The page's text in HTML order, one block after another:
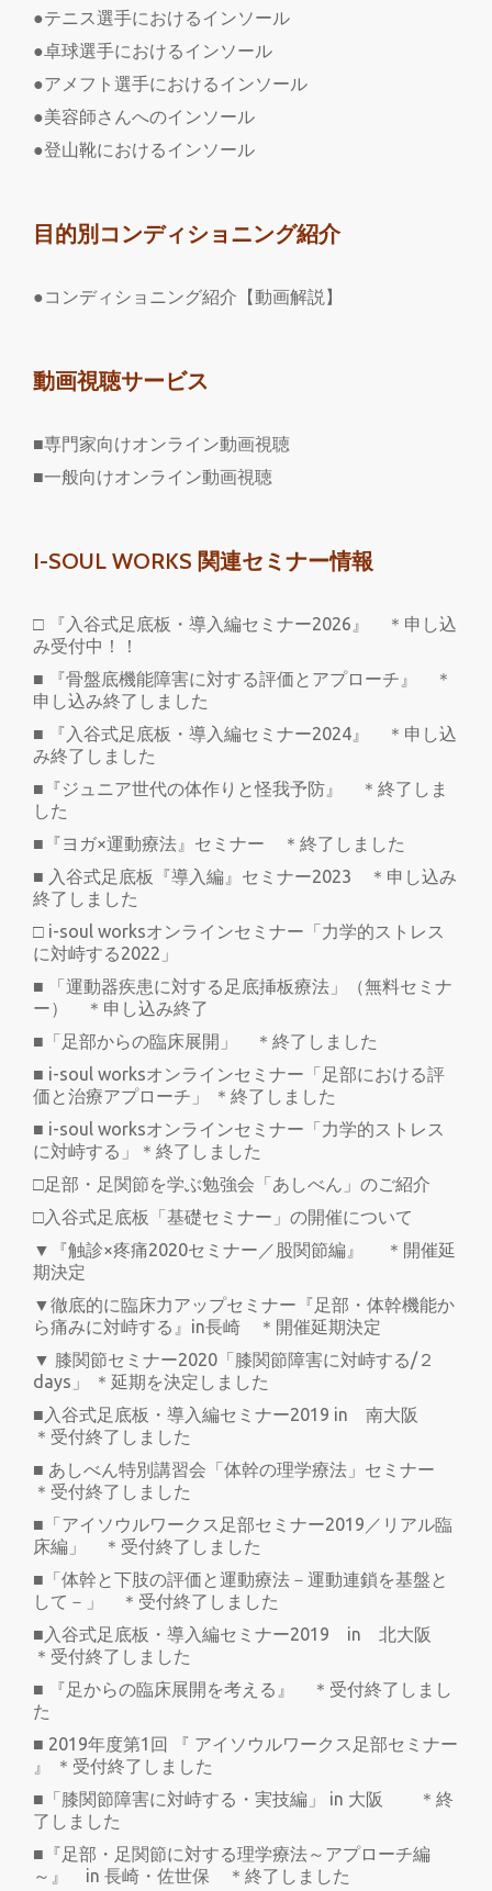
●テニス選手におけるインソール
●卓球選手におけるインソール
●アメフト選手におけるインソール
●美容師さんへのインソール
●登山靴におけるインソール
目的別コンディショニング紹介
●コンディショニング紹介【動画解説】
動画視聴サービス
■専門家向けオンライン動画視聴
■一般向けオンライン動画視聴
I-SOUL WORKS 関連セミナー情報
□ 『入谷式足底板・導入編セミナー2026』 ＊申し込
み受付中！！
■ 『骨盤底機能障害に対する評価とアプローチ』 ＊
申し込み終了しました
■ 『入谷式足底板・導入編セミナー2024』 ＊申し込
み終了しました
■『ジュニア世代の体作りと怪我予防』 ＊終了しま
した
■『ヨガ×運動療法』セミナー ＊終了しました
■ 入谷式足底板『導入編』セミナー2023 ＊申し込み
終了しました
□ i-soul worksオンラインセミナー「力学的ストレス
に対峙する2022」
■ 「運動器疾患に対する足底挿板療法」（無料セミナ
ー） ＊申し込み終了
■「足部からの臨床展開」 ＊終了しました
■ i-soul worksオンラインセミナー「足部における評
価と治療アプローチ」 ＊終了しました
■ i-soul worksオンラインセミナー「力学的ストレス
に対峙する」＊終了しました
□足部・足関節を学ぶ勉強会「あしべん」のご紹介
□入谷式足底板「基礎セミナー」の開催について
▼『触診×疼痛2020セミナー／股関節編』 ＊開催延
期決定
▼徹底的に臨床力アップセミナー『足部・体幹機能か
ら痛みに対峙する』in長崎 ＊開催延期決定
▼ 膝関節セミナー2020「膝関節障害に対峙する/２
days」 ＊延期を決定しました
■入谷式足底板・導入編セミナー2019 in 南大阪
＊受付終了しました
■ あしべん特別講習会「体幹の理学療法」セミナー
＊受付終了しました
■「アイソウルワークス足部セミナー2019／リアル臨
床編」 ＊受付終了しました
■「体幹と下肢の評価と運動療法－運動連鎖を基盤と
して－」 ＊受付終了しました
■入谷式足底板・導入編セミナー2019 in 北大阪
＊受付終了しました
■ 『足からの臨床展開を考える』 ＊受付終了しまし
た
■ 2019年度第1回 『 アイソウルワークス足部セミナー
』 ＊受付終了しました
■「膝関節障害に対峙する・実技編」 in 大阪 ＊終
了しました
■『足部・足関節に対する理学療法～アプローチ編
～』 in 長崎・佐世保 ＊終了しました